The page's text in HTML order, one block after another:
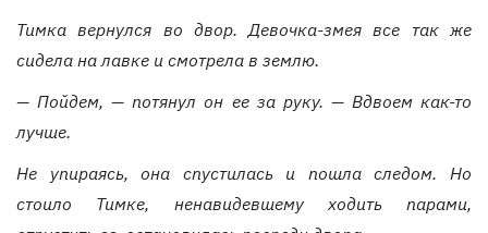
Тимка вернулся во двор. Девочка-змея все так же
сидела на лавке и смотрела в землю.
— Пойдем, — потянул он ее за руку. — Вдвоем как-то
лучше.
Не упираясь, она спустилась и пошла следом. Но
стоило Тимке, ненавидевшему ходить парами,